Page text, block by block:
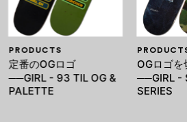
PRODUCTS
定番のOGロゴ
──GIRL - 93 TIL OG &
PALETTE
OGロゴを
──GIRL -
SERIES